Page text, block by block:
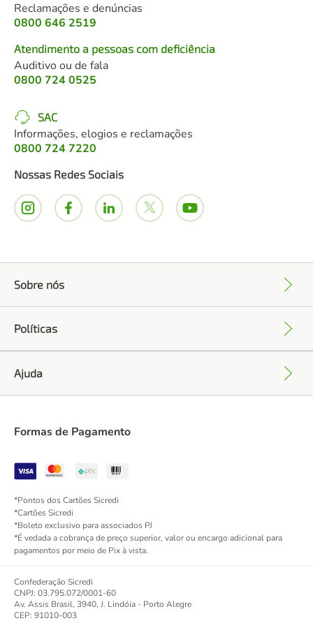
Reclamações e denúncias
0800 646 2519
Atendimento a pessoas com deficiência
Auditivo ou de fala
0800 724 0525
SAC
Informações, elogios e reclamações
0800 724 7220
Nossas Redes Sociais
Sobre nós
Políticas
Ajuda
Formas de Pagamento
*Pontos dos Cartões Sicredi
*Cartões Sicredi
*Boleto exclusivo para associados PJ
*É vedada a cobrança de preço superior, valor ou encargo adicional para
pagamentos por meio de Pix à vista.
Confederação Sicredi
CNPJ: 03.795.072/0001-60
Av. Assis Brasil, 3940, J. Lindóia - Porto Alegre
CEP: 91010-003